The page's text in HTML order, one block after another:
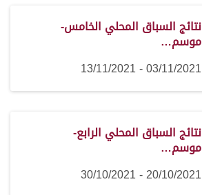
نتائج السباق المحلي الخامس-
موسم…
03/11/2021 - 13/11/2021
نتائج السباق المحلي الرابع-
موسم…
20/10/2021 - 30/10/2021